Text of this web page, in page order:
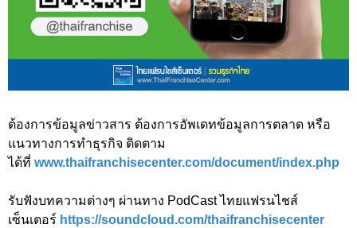
ต้องการข้อมูลข่าวสาร ต้องการอัพเดทข้อมูลการตลาด หรือ
แนวทางการทำธุรกิจ ติดตาม
ได้ที่ www.thaifranchisecenter.com/document/index.php
รับฟังบทความต่างๆ ผ่านทาง PodCast ไทยแฟรนไชส์
เซ็นเตอร์ https://soundcloud.com/thaifranchisecenter